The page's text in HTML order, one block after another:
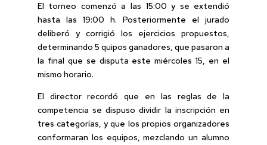
El torneo comenzó a las 15:00 y se extendió
hasta las 19:00 h. Posteriormente el jurado
deliberó y corrigió los ejercicios propuestos,
determinando 5 quipos ganadores, que pasaron a
la final que se disputa este miércoles 15, en el
mismo horario.
El director recordó que en las reglas de la
competencia se dispuso dividir la inscripción en
tres categorías, y que los propios organizadores
conformaran los equipos, mezclando un alumno